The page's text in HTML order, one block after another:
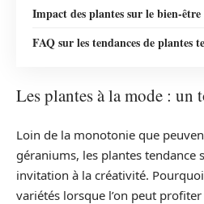
Impact des plantes sur le bien-être
FAQ sur les tendances de plantes
Les plantes à la mode : un
Loin de la monotonie que
géraniums, les plantes tendance
invitation à la créativité.
variétés lorsque l’on peut profiter